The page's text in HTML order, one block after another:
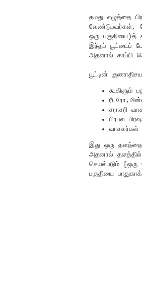
தமது எழுத்தை
வேண்டுபவர்கள்,
ஒரு பகுதியை)த்
இந்தப் பூட்டைப்
அதனால் காப்பி
பூட்டின்
கூகிளும்
சராசரி
பிரபல
வாசகர்கள்
இது ஒரு தளத்தை
அதனால் தளத்தில்
செயல்படும் [ஒரு
பகுதியை